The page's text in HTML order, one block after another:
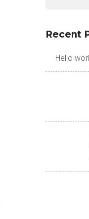
Recent
Hello